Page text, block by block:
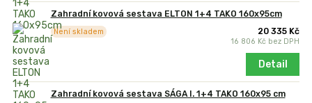
Zahradní kovová sestava ELTON 1+4 TAKO 160x95cm
20 335 Kč
16 806 Kč bez DPH
Není skladem
Detail
Zahradní kovová sestava SÁGA I. 1+4 TAKO 160x95 cm